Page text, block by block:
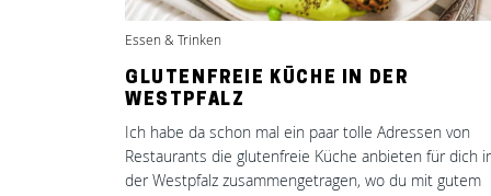
Essen & Trinken
GLUTENFREIE KÜCHE IN DER
WESTPFALZ
Ich habe da schon mal ein paar tolle Adressen von
Restaurants die glutenfreie Küche anbieten für dich
der Westpfalz zusammengetragen, wo du mit gutem